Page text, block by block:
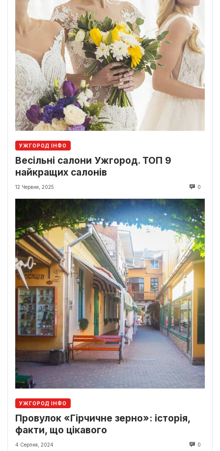
УЖГОРОД ІНФО
Весільні салони Ужгород. ТОП 9
найкращих салонів
12 Червня, 2025 0
УЖГОРОД ІНФО
Провулок «Гірчичне зерно»: історія,
факти, що цікавого
4 Серпня, 2024 0